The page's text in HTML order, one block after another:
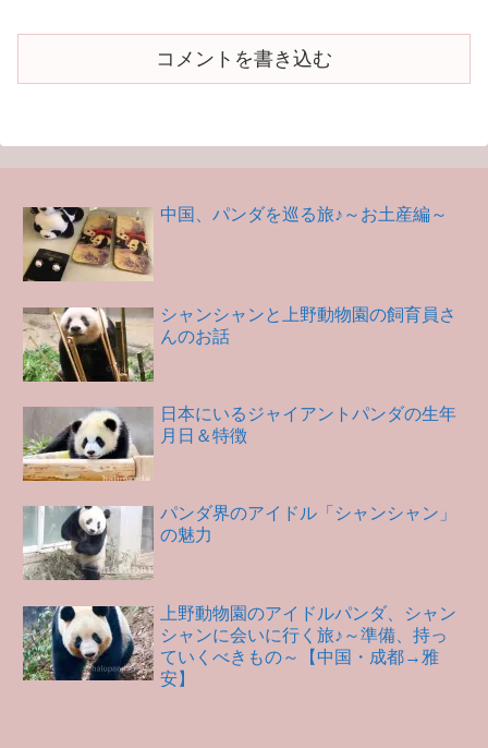
コメントを書き込む
中国、パンダを巡る旅♪～お土産編～
シャンシャンと上野動物園の飼育員さ
んのお話
日本にいるジャイアントパンダの生年
月日＆特徴
パンダ界のアイドル「シャンシャン」
の魅力
上野動物園のアイドルパンダ、シャン
シャンに会いに行く旅♪～準備、持っ
ていくべきもの～【中国・成都→雅
安】